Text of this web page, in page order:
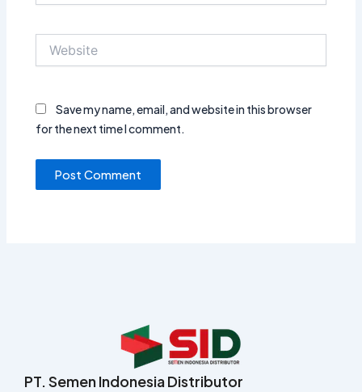
Save my name, email, and website in this browser
for the next time I comment.
PT. Semen Indonesia Distributor